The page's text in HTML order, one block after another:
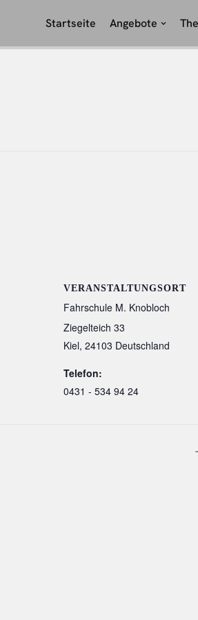
Startseite Angebote
VERANSTALTUNGSORT
Fahrschule M. Knobloch
Ziegelteich 33
Kiel, 24103 Deutschland
Telefon:
0431 - 534 94 24